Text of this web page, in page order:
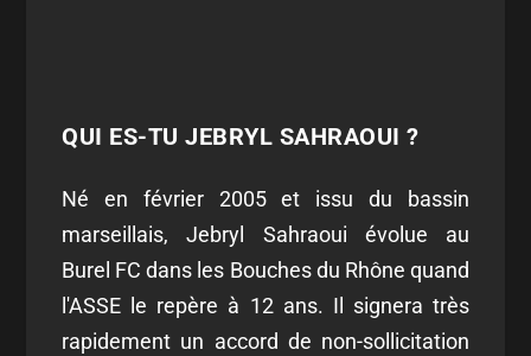
QUI ES-TU JEBRYL SAHRAOUI ?
Né en février 2005 et issu du bassin
marseillais, Jebryl Sahraoui évolue au
Burel FC dans les Bouches du Rhône quand
l'ASSE le repère à 12 ans. Il signera très
rapidement un accord de non-sollicitation